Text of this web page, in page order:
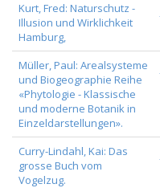
Kurt, Fred: Naturschutz -
Illusion und Wirklichkeit
Hamburg,
Müller, Paul: Arealsysteme
und Biogeographie Reihe
«Phytologie - Klassische
und moderne Botanik in
Einzeldarstellungen».
Curry-Lindahl, Kai: Das
grosse Buch vom
Vogelzug.